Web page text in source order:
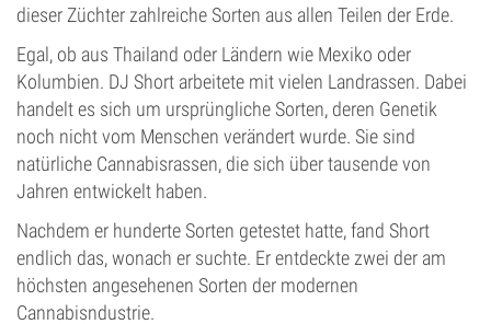
dieser Züchter zahlreiche Sorten aus allen Teilen der Erde.
Egal, ob aus Thailand oder Ländern wie Mexiko oder
Kolumbien. DJ Short arbeitete mit vielen Landrassen. Dabei
handelt es sich um ursprüngliche Sorten, deren Genetik
noch nicht vom Menschen verändert wurde. Sie sind
natürliche Cannabisrassen, die sich über tausende von
Jahren entwickelt haben.
Nachdem er hunderte Sorten getestet hatte, fand Short
endlich das, wonach er suchte. Er entdeckte zwei der am
höchsten angesehenen Sorten der modernen
Cannabisndustrie.